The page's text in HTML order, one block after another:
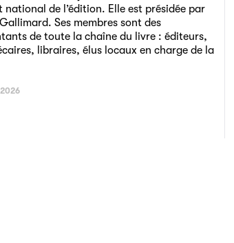
national de l’édition. Elle est présidée par
Ses membres sont des
de toute la chaîne du livre : éditeurs,
libraires, élus locaux en charge de la